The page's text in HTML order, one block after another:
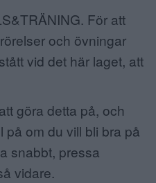
För att
och övningar
vid det här laget, att
göra detta på, och
på om du vill bli bra på
snabbt, pressa
vidare.